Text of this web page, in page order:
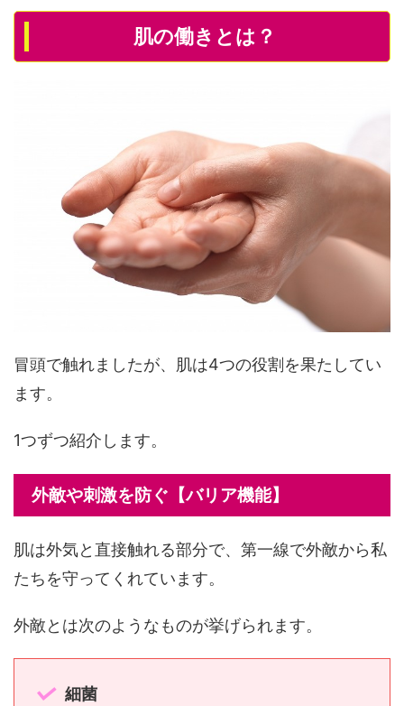
肌の働きとは？
冒頭で触れましたが、肌は4つの役割を果たしてい
ます。
1つずつ紹介します。
外敵や刺激を防ぐ【バリア機能】
肌は外気と直接触れる部分で、第一線で外敵から私
たちを守ってくれています。
外敵とは次のようなものが挙げられます。
細菌